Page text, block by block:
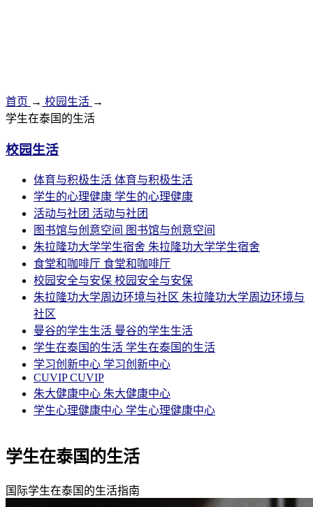
首页 → 校园生活 →
学生在泰国的生活
校园生活
体育与积极生活 体育与积极生活
学生的心理健康 学生的心理健康
活动与社团 活动与社团
图书馆与创意空间 图书馆与创意空间
朱拉隆功大学学生宿舍 朱拉隆功大学学生宿舍
食堂和咖啡厅 食堂和咖啡厅
校园安全与安保 校园安全与安保
朱拉隆功大学周边环境与社区 朱拉隆功大学周边环境与
社区
曼谷的学生生活 曼谷的学生生活
学生在泰国的生活 学生在泰国的生活
学习创新中心 学习创新中心
CUVIP CUVIP
朱大健康中心 朱大健康中心
学生心理健康中心 学生心理健康中心
学生在泰国的生活
国际学生在泰国的生活指南